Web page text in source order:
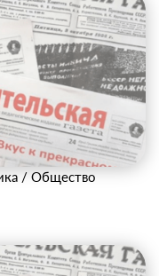
/ Общество